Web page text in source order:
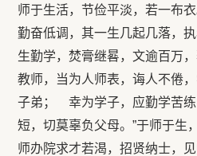
师于生活，节俭平淡，若一布
勤奋低调，其一生几起几落，
生勤学，焚膏继晷，文逾百万
教师，当为人师表，诲人不倦
子弟； 幸为学子，应勤学苦
短，切莫辜负父母。”于师于生
师办院求才若渴，招贤纳士，